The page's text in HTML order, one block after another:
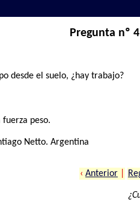
Pregunta nº
desde el suelo, ¿hay trabajo?
peso.
Netto. Argentina
‹ Anterior